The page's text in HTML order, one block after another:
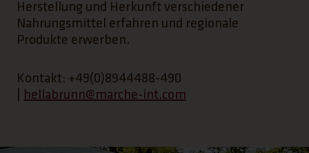
Herstellung und Herkunft verschiedener
Nahrungsmittel erfahren und regionale
Produkte erwerben.
Kontakt: +49(0)8944488-490
hellabrunn@marche-int.com